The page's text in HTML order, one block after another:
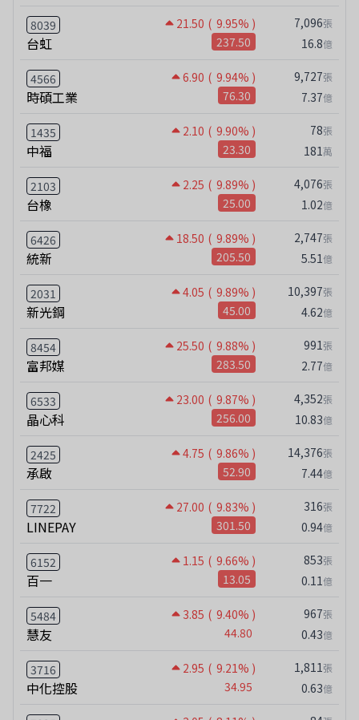
8039 21.50 ( 9.95% )
台虹 237.50
7,096張
16.8億
4566 6.90 ( 9.94% )
時碩工業 76.30
9,727張
7.37億
1435 2.10 ( 9.90% )
中福 23.30
78張
181萬
2103 2.25 ( 9.89% )
台橡 25.00
4,076張
1.02億
6426 18.50 ( 9.89% )
統新 205.50
2,747張
5.51億
2031 4.05 ( 9.89% )
新光鋼 45.00
10,397張
4.62億
8454 25.50 ( 9.88% )
富邦媒 283.50
991 張
2.77億
6533 23.00 ( 9.87% )
晶心科 256.00
4,352張
10.83億
2425 4.75 ( 9.86% )
承啟 52.90
14,376張
7.44億
7722 27.00 ( 9.83% )
LINEPAY 301.50
316張
0.94億
6152 1.15 ( 9.66% )
百一 13.05
853張
0.11億
5484 3.85 ( 9.40% )
慧友 44.80
967張
0.43億
3716 2.95 ( 9.21% )
中化控股 34.95
1,811 張
0.63億